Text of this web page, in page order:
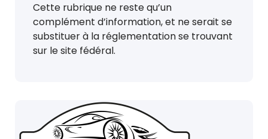
Cette rubrique ne reste qu’un
complément d’information, et ne serait se
substituer à la réglementation se trouvant
sur le site fédéral.